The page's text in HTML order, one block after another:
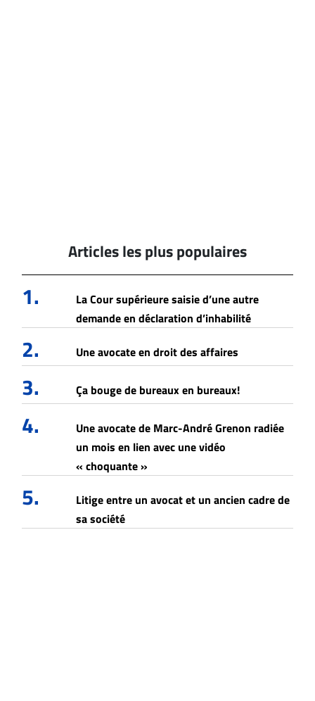
Articles les plus populaires
1.
La Cour supérieure saisie d’une autre
demande en déclaration d’inhabilité
2. Une avocate en droit des affaires
3. Ça bouge de bureaux en bureaux!
4.
Une avocate de Marc-André Grenon radiée
un mois en lien avec une vidéo
« choquante »
5.
Litige entre un avocat et un ancien cadre de
sa société